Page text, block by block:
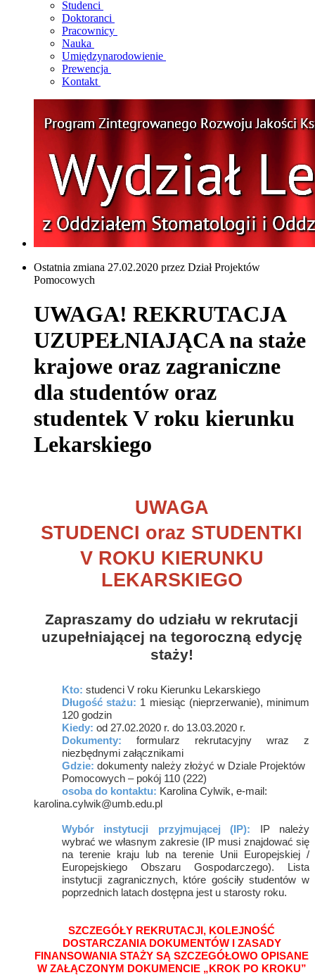
Studenci
Doktoranci
Pracownicy
Nauka
Umiędzynarodowienie
Prewencja
Kontakt
Ostatnia zmiana 27.02.2020 przez Dział Projektów
Pomocowych
UWAGA! REKRUTACJA
UZUPEŁNIAJĄCA na staże
krajowe oraz zagraniczne
dla studentów oraz
studentek V roku kierunku
Lekarskiego
UWAGA
STUDENCI oraz STUDENTKI
V ROKU KIERUNKU
LEKARSKIEGO
Zapraszamy do udziału w rekrutacji
uzupełniającej na tegoroczną edycję
staży!
Kto: studenci V roku Kierunku Lekarskiego
Długość stażu: 1 miesiąc (nieprzerwanie), minimum
120 godzin
Kiedy: od 27.02.2020 r. do 13.03.2020 r.
Dokumenty:
formularz rekrutacyjny wraz z
niezbędnymi załącznikami
Gdzie: dokumenty należy złożyć w Dziale Projektów
Pomocowych – pokój 110 (222)
osoba do kontaktu: Karolina Cylwik, e-mail:
karolina.cylwik@umb.edu.pl
Wybór instytucji przyjmującej (IP):
IP należy
wybrać we własnym zakresie (IP musi znajdować się
na terenie kraju lub na terenie Unii Europejskiej /
Europejskiego Obszaru Gospodarczego). Lista
instytucji zagranicznych, które gościły studentów w
poprzednich latach dostępna jest u starosty roku.
SZCZEGÓŁY REKRUTACJI, KOLEJNOŚĆ
DOSTARCZANIA DOKUMENTÓW I ZASADY
FINANSOWANIA STAŻY SĄ SZCZEGÓŁOWO OPISANE
W ZAŁĄCZONYM DOKUMENCIE „KROK PO KROKU”